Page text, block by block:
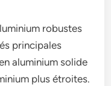
robustes
principales
aluminium solide
plus étroites.